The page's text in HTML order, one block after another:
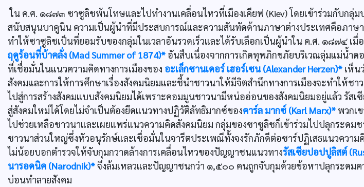
ใน ค.ศ. ๑๘๗๓ ซาซูลิชพ้นโทษและไปทำงานเคลื่อนไหวที่เมืองเคียฟ (Kiev) โดยเข้าร่วมกับกลุ่
สนับสนุนบาคูนิน ความเป็นผู้นำที่มีประสบการณ์และความสันทัดด้านภาษาต่างประเทศคือภาษา
ทำให้ซาซูลิชเป็นที่ยอมรับของกลุ่มในเวลาอันรวดเร็วและได้รับเลือกเป็นผู้นำใน ค.ศ. ๑๘๗๔ เมื่
ฤดูร้อนที่บ้าคลั่ง (Mad Summer of 1874)* อันสืบเนื่องจากการเกิดทุพภิกขภัยบริเวณลุ่มแม่น้ำ
ที่เชื่อมั่นในแนวความคิดทางการเมืองของ อะเล็กซานเดอร์ เฮอร์เซน (Alexander Herzen)* เห็น
สังคมและการให้การศึกษาเรื่องสังคมนิยมและชี้นำชาวนาให้มีจิตสำนึกทางการเมืองจะทำให้ชา
ไปสู่การสร้างสังคมแบบสังคมนิยมได้เพราะคอมมูนชาวนามีหน่ออ่อนของสังคมนิยมอยู่แล้ว รัสเซี
สู่สังคมใหม่ได้โดยไม่จำเป็นต้องยึดแนวทางปฏิวัติลัทธิมากซ์ของคาร์ล มากซ์ (Karl Marx)* พวกเ
ไปช่วยเหลือชาวนาและเผยแพร่แนวความคิดสังคมนิยม กลุ่มของซาซูลิชก็เข้าร่วมไปปลุกระดมช
ชาวนาส่วนใหญ่ซึ่งหัวอนุรักษ์และเชื่อมั่นในจารีตประเพณีทั้งจงรักภักดีต่อซาร์ปฏิเสธแนวควา
ไม่น้อยบอกตำรวจให้จับกุมกวาดล้างการเคลื่อนไหวของปัญญาชนแนวทางรัสเซียปอปปูลิสต์
นารอดนิค (Narodnik)*จึงล้มเหลวและปัญญาชนกว่า ๑,๕๐๐ คนถูกจับกุมด้วยข้อหาปลุกระดมค
บ่อนทำลายสังคม